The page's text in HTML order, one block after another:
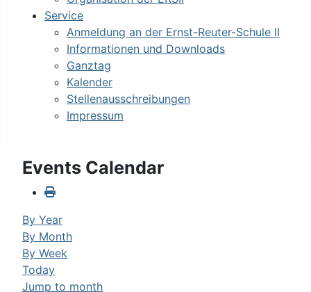
Service
Anmeldung an der Ernst-Reuter-Schule II
Informationen und Downloads
Ganztag
Kalender
Stellenausschreibungen
Impressum
Events Calendar
By Year
By Month
By Week
Today
Jump to month